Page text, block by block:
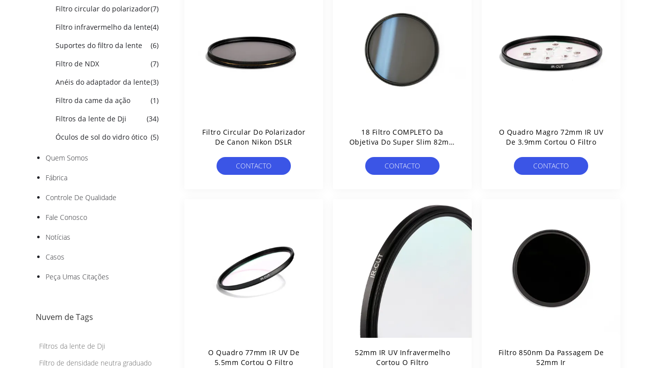
Filtro circular do polarizador(7)
Filtro infravermelho da lente(4)
Suportes do filtro da lente
(6)
Filtro de NDX
(7)
Anéis do adaptador da lente(3)
Filtro da came da ação
(1)
Filtros da lente de Dji
(34)
Óculos de sol do vidro ótico (5)
Quem Somos
Fábrica
Controle De Qualidade
Fale Conosco
Notícias
Casos
Peça Umas Citações
Nuvem de Tags
Filtros da lente de Dji
Filtro de densidade neutra graduado
Filtro Circular Do Polarizador
De Canon Nikon DSLR
CONTACTO
18 Filtro COMPLETO Da
Objetiva Do Super Slim 82mm
CONTACTO
O Quadro Magro 72mm IR UV
De 3.9mm Cortou O Filtro
CONTACTO
O Quadro 77mm IR UV De
5.5mm Cortou O Filtro
52mm IR UV Infravermelho
Cortou O Filtro
Filtro 850nm Da Passagem De
52mm Ir